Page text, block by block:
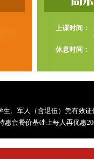
上课时间：
休息时间：
生、军人（含退伍）凭有效
惠套餐价基础上每人再优惠